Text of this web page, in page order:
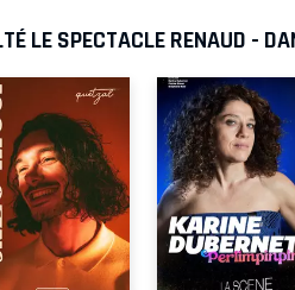
LE SPECTACLE RENAUD -